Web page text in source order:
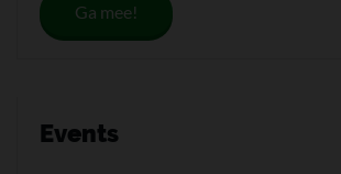
Ga mee!
Events